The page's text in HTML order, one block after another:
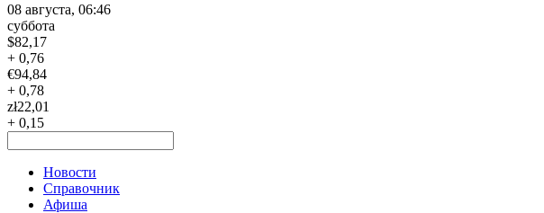
08 августа, 06:46
суббота
$82,17
+ 0,76
€94,84
+ 0,78
zł22,01
+ 0,15
Новости
Справочник
Афиша